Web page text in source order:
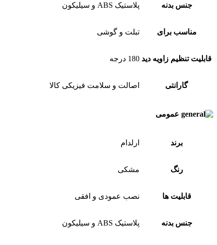
جنس بدنه پلاستیک ABS و سیلیکون
مناسب برای تبلت و گوشی
قابلیت تنظیم زاویه دید 180 درجه
گارانتی اصالت و سلامت فیزیکی کالا
عمومی
برند ارلدام
رنگ مشکی
قابلیت ها نصب عمودی و افقی
جنس بدنه پلاستیک ABS و سیلیکون